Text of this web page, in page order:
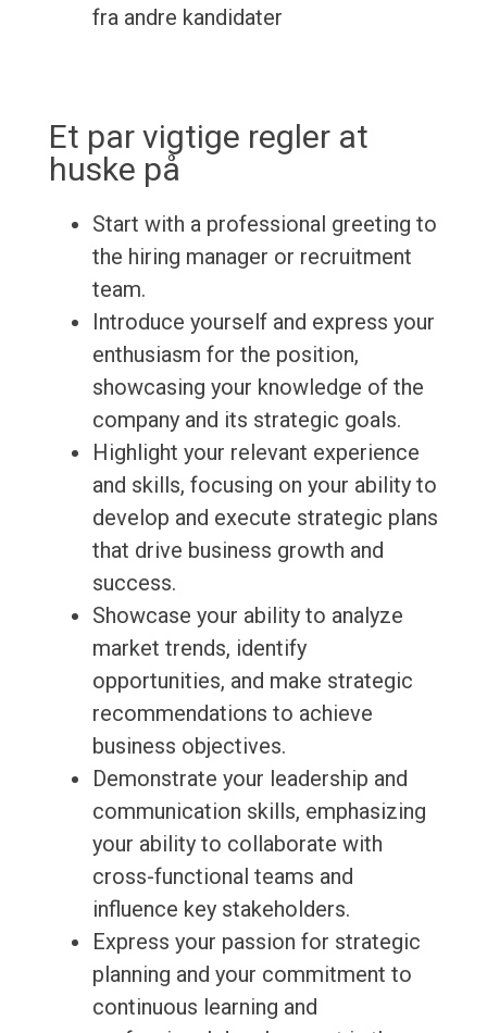
fra andre kandidater
Et par vigtige regler at
huske på
Start with a professional greeting to
the hiring manager or recruitment
team.
Introduce yourself and express your
enthusiasm for the position,
showcasing your knowledge of the
company and its strategic goals.
Highlight your relevant experience
and skills, focusing on your ability to
develop and execute strategic plans
that drive business growth and
success.
Showcase your ability to analyze
market trends, identify
opportunities, and make strategic
recommendations to achieve
business objectives.
Demonstrate your leadership and
communication skills, emphasizing
your ability to collaborate with
cross-functional teams and
influence key stakeholders.
Express your passion for strategic
planning and your commitment to
continuous learning and